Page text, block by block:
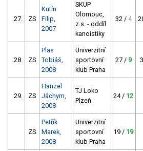
27. ZS
Kutín
Filip,
2007
SKUP
Olomouc,
z.s. - oddíl
kanoistiky
32 / 4
28. ZS
Plas
Tobiáš,
2008
Univerzitní
sportovní
klub Praha
27 / 9
29. ZS
Hanzel
Jáchym,
2008
TJ Loko
Plzeň
24 / 12
ZS
Petřík
Marek,
2008
Univerzitní
sportovní
klub Praha
19 / 19